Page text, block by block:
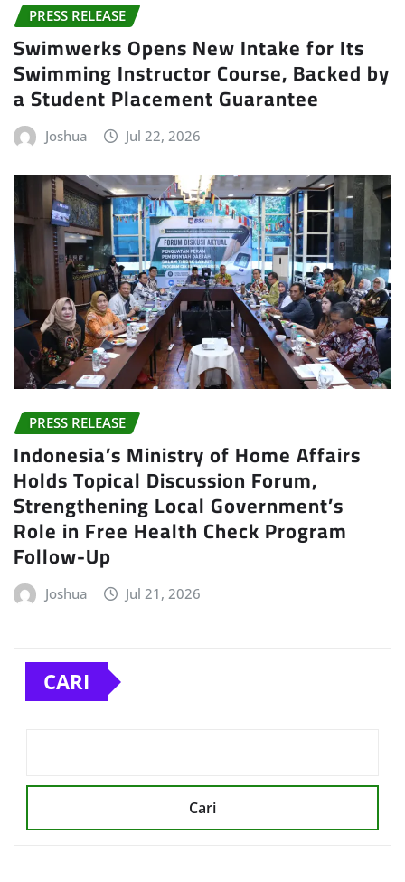
PRESS RELEASE
Swimwerks Opens New Intake for Its
Swimming Instructor Course, Backed by
a Student Placement Guarantee
Joshua Jul 22, 2026
PRESS RELEASE
Indonesia’s Ministry of Home Affairs
Holds Topical Discussion Forum,
Strengthening Local Government’s
Role in Free Health Check Program
Follow-Up
Joshua Jul 21, 2026
CARI
Cari